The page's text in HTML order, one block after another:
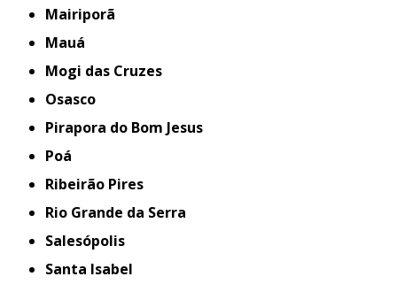
Mairiporã
Mauá
Mogi das Cruzes
Osasco
Pirapora do Bom Jesus
Poá
Ribeirão Pires
Rio Grande da Serra
Salesópolis
Santa Isabel